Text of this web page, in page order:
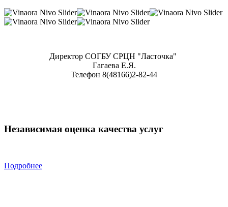
Директор СОГБУ СРЦН "Ласточка"
Гагаева Е.Я.
Телефон 8(48166)2-82-44
Независимая оценка качества услуг
Подробнее